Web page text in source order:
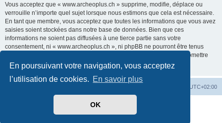
En poursuivant votre navigation, vous acceptez
l’utilisation de cookies. En savoir plus
OK
Vous acceptez que « www.archeoplus.ch » supprime, modifie, déplace ou
verrouille n’importe quel sujet lorsque nous estimons que cela est nécessaire.
En tant que membre, vous acceptez que toutes les informations que vous avez
saisies soient stockées dans notre base de données. Bien que ces
informations ne soient pas diffusées à une tierce partie sans votre
consentement, ni « www.archeoplus.ch », ni phpBB ne pourront être tenus
comme responsables en cas de tentative de piratage visant à compromettre
les données.
UTC+02:00
phpBB ® Forum Software © phpBB Limited
phpBB-fr.com